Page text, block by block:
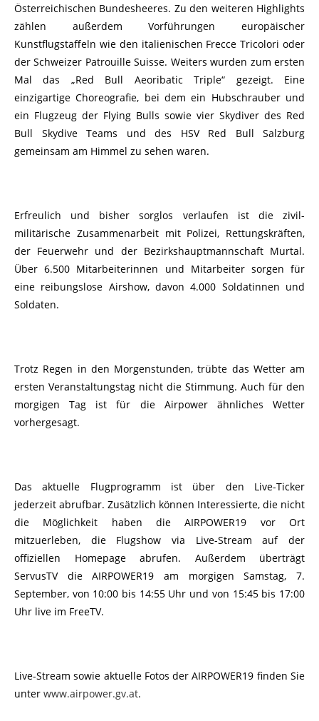
Österreichischen Bundesheeres. Zu den weiteren Highlights
zählen außerdem Vorführungen europäischer
Kunstflugstaffeln wie den italienischen Frecce Tricolori oder
der Schweizer Patrouille Suisse. Weiters wurden zum ersten
Mal das „Red Bull Aeoribatic Triple“ gezeigt. Eine
einzigartige Choreografie, bei dem ein Hubschrauber und
ein Flugzeug der Flying Bulls sowie vier Skydiver des Red
Bull Skydive Teams und des HSV Red Bull Salzburg
gemeinsam am Himmel zu sehen waren.
Erfreulich und bisher sorglos verlaufen ist die zivil-
militärische Zusammenarbeit mit Polizei, Rettungskräften,
der Feuerwehr und der Bezirkshauptmannschaft Murtal.
Über 6.500 Mitarbeiterinnen und Mitarbeiter sorgen für
eine reibungslose Airshow, davon 4.000 Soldatinnen und
Soldaten.
Trotz Regen in den Morgenstunden, trübte das Wetter am
ersten Veranstaltungstag nicht die Stimmung. Auch für den
morgigen Tag ist für die Airpower ähnliches Wetter
vorhergesagt.
Das aktuelle Flugprogramm ist über den Live-Ticker
jederzeit abrufbar. Zusätzlich können Interessierte, die nicht
die Möglichkeit haben die AIRPOWER19 vor Ort
mitzuerleben, die Flugshow via Live-Stream auf der
offiziellen Homepage abrufen. Außerdem überträgt
ServusTV die AIRPOWER19 am morgigen Samstag, 7.
September, von 10:00 bis 14:55 Uhr und von 15:45 bis 17:00
Uhr live im FreeTV.
Live-Stream sowie aktuelle Fotos der AIRPOWER19 finden Sie
unter www.airpower.gv.at.